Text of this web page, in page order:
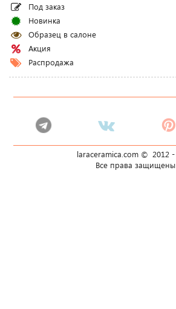
Под заказ
Новинка
Образец в салоне
Акция
Распродажа
laraceramica.com © 2012 -
Все права защищены